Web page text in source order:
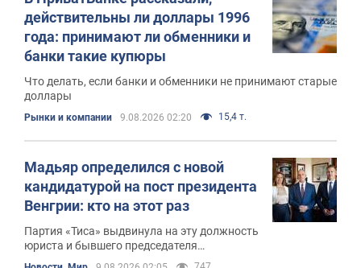
действительны ли доллары 1996
года: принимают ли обменники и
банки такие купюры
Что делать, если банки и обменники не принимают старые
доллары
Рынки и компании 9.08.2026 02:20 15,4 т.
Мадьяр определился с новой
кандидатурой на пост президента
Венгрии: кто на этот раз
Партия «Тиса» выдвинула на эту должность
юриста и бывшего председателя
Верховного суда Андраша Баку